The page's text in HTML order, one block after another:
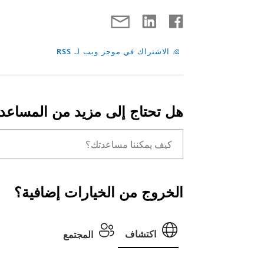
الاشتراك في موجز ويب لـ RSS
هل تحتاج إلى مزيد من
الخروج من الخيارات إضافية؟
اكتشاف المجتمع